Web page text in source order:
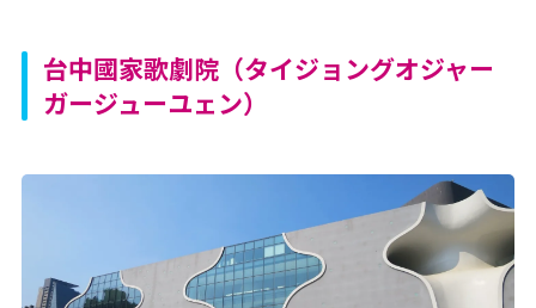
台中國家歌劇院（タイジョングオジャー
ガージューユェン）